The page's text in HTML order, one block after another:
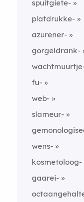
spuitgiete-
platdrukke-
azurener-
gorgeldrank-
fu-
web-
slameur-
wens-
kosmetoloog-
gaarei-